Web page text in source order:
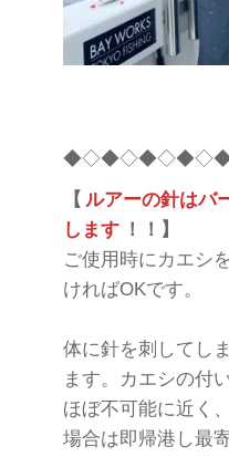
【 ルアーの針はバ
します ！！】
ご使用時にカエシ
ければOKです。
体に針を刺してし
ます。カエシの付
ほぼ不可能に近く
場合は即帰港し最